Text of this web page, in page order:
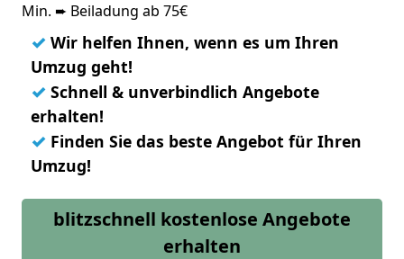
Min. ➨ Beiladung ab 75€
✓ Wir helfen Ihnen, wenn es um Ihren
Umzug geht!
✓ Schnell & unverbindlich Angebote
erhalten!
✓ Finden Sie das beste Angebot für Ihren
Umzug!
blitzschnell kostenlose Angebote
erhalten